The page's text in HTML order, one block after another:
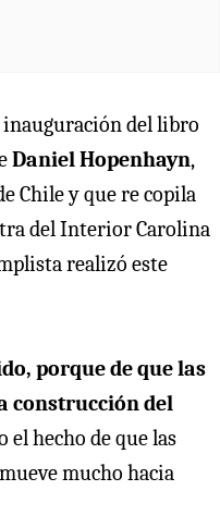
del libro
Daniel Hopenhayn,
Chile y que re copila
del Interior Carolina
realizó este
porque de que las
construcción del
el hecho de que las
mucho hacia